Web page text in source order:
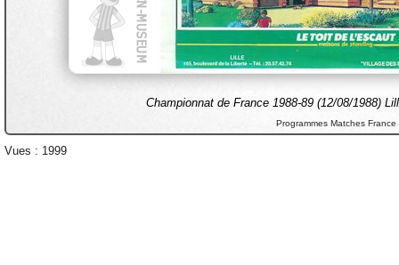
Championnat de France 1988-89 (12/08/1988)
Programmes Matches France
Vues : 1999